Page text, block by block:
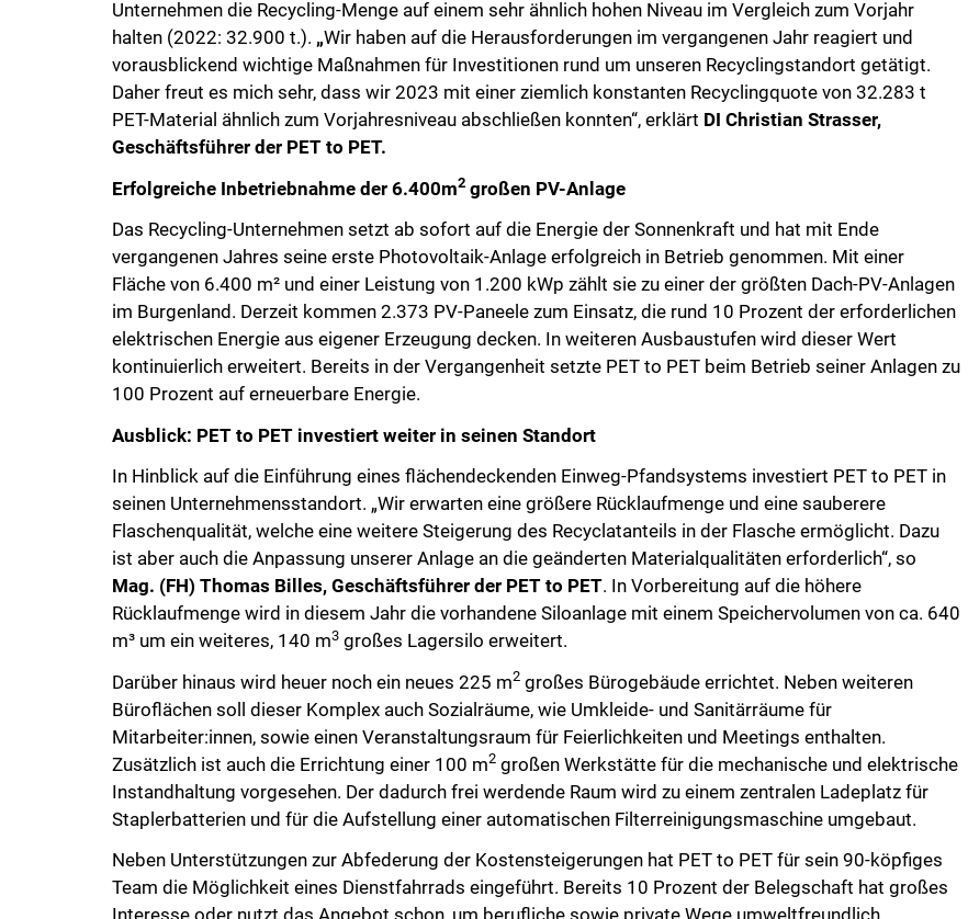
Unternehmen die Recycling-Menge auf einem sehr ähnlich hohen Niveau im Vergleich zum Vorjahr
halten (2022: 32.900 t.). „Wir haben auf die Herausforderungen im vergangenen Jahr reagiert und
vorausblickend wichtige Maßnahmen für Investitionen rund um unseren Recyclingstandort getätigt.
Daher freut es mich sehr, dass wir 2023 mit einer ziemlich konstanten Recyclingquote von 32.283 t
PET-Material ähnlich zum Vorjahresniveau abschließen konnten“, erklärt DI Christian Strasser,
Geschäftsführer der PET to PET.
Erfolgreiche Inbetriebnahme der 6.400m2 großen PV-Anlage
Das Recycling-Unternehmen setzt ab sofort auf die Energie der Sonnenkraft und hat mit Ende
vergangenen Jahres seine erste Photovoltaik-Anlage erfolgreich in Betrieb genommen. Mit einer
Fläche von 6.400 m² und einer Leistung von 1.200 kWp zählt sie zu einer der größten Dach-PV-Anlagen
im Burgenland. Derzeit kommen 2.373 PV-Paneele zum Einsatz, die rund 10 Prozent der erforderlichen
elektrischen Energie aus eigener Erzeugung decken. In weiteren Ausbaustufen wird dieser Wert
kontinuierlich erweitert. Bereits in der Vergangenheit setzte PET to PET beim Betrieb seiner Anlagen zu
100 Prozent auf erneuerbare Energie.
Ausblick: PET to PET investiert weiter in seinen Standort
In Hinblick auf die Einführung eines flächendeckenden Einweg-Pfandsystems investiert PET to PET in
seinen Unternehmensstandort. „Wir erwarten eine größere Rücklaufmenge und eine sauberere
Flaschenqualität, welche eine weitere Steigerung des Recyclatanteils in der Flasche ermöglicht. Dazu
ist aber auch die Anpassung unserer Anlage an die geänderten Materialqualitäten erforderlich“, so
Mag. (FH) Thomas Billes, Geschäftsführer der PET to PET. In Vorbereitung auf die höhere
Rücklaufmenge wird in diesem Jahr die vorhandene Siloanlage mit einem Speichervolumen von ca. 640
m³ um ein weiteres, 140 m3 großes Lagersilo erweitert.
Darüber hinaus wird heuer noch ein neues 225 m2 großes Bürogebäude errichtet. Neben weiteren
Büroflächen soll dieser Komplex auch Sozialräume, wie Umkleide- und Sanitärräume für
Mitarbeiter:innen, sowie einen Veranstaltungsraum für Feierlichkeiten und Meetings enthalten.
Zusätzlich ist auch die Errichtung einer 100 m2 großen Werkstätte für die mechanische und elektrische
Instandhaltung vorgesehen. Der dadurch frei werdende Raum wird zu einem zentralen Ladeplatz für
Staplerbatterien und für die Aufstellung einer automatischen Filterreinigungsmaschine umgebaut.
Neben Unterstützungen zur Abfederung der Kostensteigerungen hat PET to PET für sein 90-köpfiges
Team die Möglichkeit eines Dienstfahrrads eingeführt. Bereits 10 Prozent der Belegschaft hat großes
Interesse oder nutzt das Angebot schon, um berufliche sowie private Wege umweltfreundlich